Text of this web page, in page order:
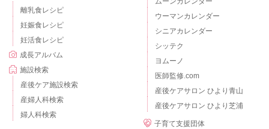
離乳食レシピ
妊娠食レシピ
妊活食レシピ
成長アルバム
施設検索
産後ケア施設検索
産婦人科検索
婦人科検索
ウーマンカレンダー
シニアカレンダー
シッテク
ヨムーノ
医師監修.com
産後ケアサロン ひより青山
産後ケアサロン ひより芝浦
子育て支援団体